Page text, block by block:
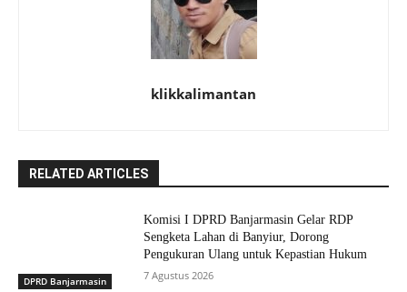
klikkalimantan
RELATED ARTICLES
DPRD Banjarmasin
Komisi I DPRD Banjarmasin Gelar RDP
Sengketa Lahan di Banyiur, Dorong
Pengukuran Ulang untuk Kepastian Hukum
7 Agustus 2026